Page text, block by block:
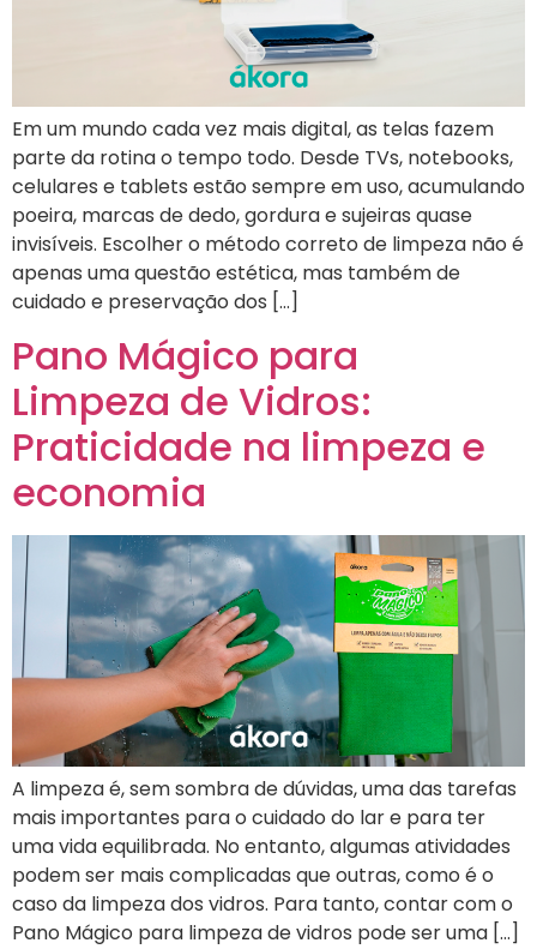
Em um mundo cada vez mais digital, as telas fazem
parte da rotina o tempo todo. Desde TVs, notebooks,
celulares e tablets estão sempre em uso, acumulando
poeira, marcas de dedo, gordura e sujeiras quase
invisíveis. Escolher o método correto de limpeza não é
apenas uma questão estética, mas também de
cuidado e preservação dos […]
Pano Mágico para
Limpeza de Vidros:
Praticidade na limpeza e
economia
A limpeza é, sem sombra de dúvidas, uma das tarefas
mais importantes para o cuidado do lar e para ter
uma vida equilibrada. No entanto, algumas atividades
podem ser mais complicadas que outras, como é o
caso da limpeza dos vidros. Para tanto, contar com o
Pano Mágico para limpeza de vidros pode ser uma […]